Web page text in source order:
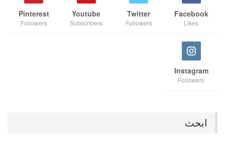
Facebook
Likes
Twitter
Followers
Youtube
Subscribers
Pinterest
Followers
Instagram
Followers
ابحث